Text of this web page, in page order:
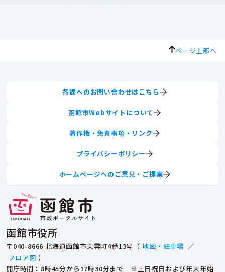
ページ上部へ
函館市役所
〒040-8666 北海道函館市東雲町4番13号（ 地図・駐車場 ／
フロア図 ）
開庁時間：8時45分から17時30分まで ※土日祝日および年末年始
各課へのお問い合わせはこちら
函館市Webサイトについて
著作権・免責事項・リンク
プライバシーポリシー
ホームページへのご意見・ご提案